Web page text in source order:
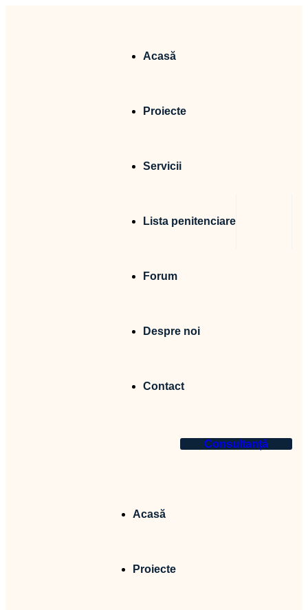
Acasă
Proiecte
Servicii
Lista penitenciare
Forum
Despre noi
Contact
Consultanță
Acasă
Proiecte